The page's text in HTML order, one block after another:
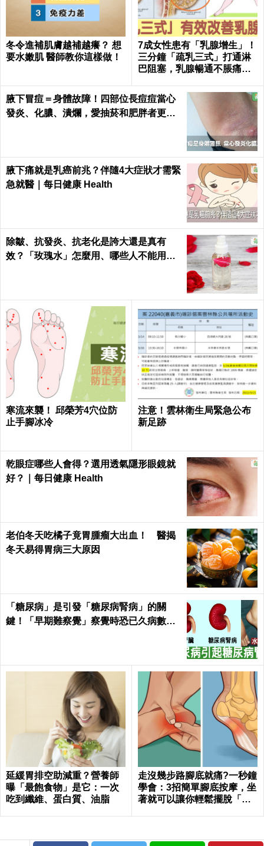
冬令進補肌膚越補越癢？ 想
要水嫩肌 醫師教你這樣做！
7成女性患有「乳腺增生」！
三分鐘「疏乳三式」打通淋
巴阻塞，乳腺暢通不脹痛｜
腋下冒痘＝身體故障！四部位長痘痘當心
發炎、化膿、潰爛，愛抽菸和肥胖者更要
腋下痛就是乳癌前兆？伴隨4大症狀才需緊
急就醫｜每日健康 Health
除皺、抗發炎、抗老化是誇大還是真有
效？「玫瑰水」怎麼用、哪些人不能用｜
寒流來襲！ 邱榮芳4穴位防
止手腳冰冷
注意！雲林衛生局緊急公布
新足跡
乾眼症哪些人會得？選用透氣隱形眼鏡就
好？｜每日健康 Health
老伯冬天吃橘子竟胃腫瘤大出血！ 醫揭
冬天易得胃病三大原因
「糖尿病」是引發「糖尿病腎病」的關
鍵！「早期難察覺」察覺時恐已久病數
延緩胃排空助減重？營養師
曝「最飽食物」是它：一次
吃到纖維、蛋白質、油脂
走沒幾步路腳底就痛?一秒鐘
學會：3招簡單腳底按摩，坐
著就可以讓你輕鬆擺脫「足